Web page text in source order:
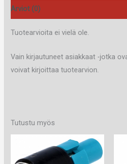
Arviot (0)
Tuotearvioita ei vielä ole.
Vain kirjautuneet asiakkaat -jotka
voivat kirjoittaa tuotearvion.
Tutustu myös